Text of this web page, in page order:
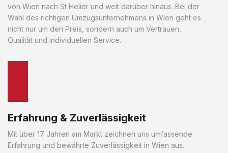
von Wien nach St Helier und weit darüber hinaus. Bei der
Wahl des richtigen Umzugsunternehmens in Wien geht es
nicht nur um den Preis, sondern auch um Vertrauen,
Qualität und individuellen Service.
Erfahrung & Zuverlässigkeit
Mit über 17 Jahren am Markt zeichnen uns umfassende
Erfahrung und bewährte Zuverlässigkeit in Wien aus.